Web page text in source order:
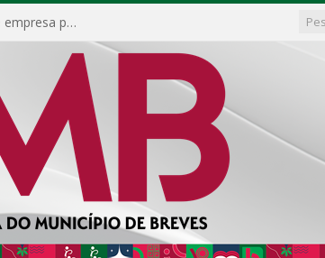
DISPENSA DE LICITAÇÃO Nº 003/2026 ( Contratação de empresa para fornecimento de gêneros alimentícios não perecíveis, materiais de expediente, descartáveis, copa e cozinha, para análise e posterior publicação.)